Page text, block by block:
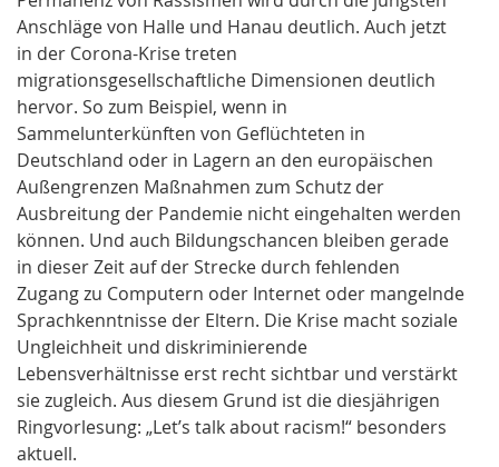
Anschläge von Halle und Hanau deutlich. Auch jetzt
in der Corona-Krise treten
migrationsgesellschaftliche Dimensionen deutlich
hervor. So zum Beispiel, wenn in
Sammelunterkünften von Geflüchteten in
Deutschland oder in Lagern an den europäischen
Außengrenzen Maßnahmen zum Schutz der
Ausbreitung der Pandemie nicht eingehalten werden
können. Und auch Bildungschancen bleiben gerade
in dieser Zeit auf der Strecke durch fehlenden
Zugang zu Computern oder Internet oder mangelnde
Sprachkenntnisse der Eltern. Die Krise macht soziale
Ungleichheit und diskriminierende
Lebensverhältnisse erst recht sichtbar und verstärkt
sie zugleich. Aus diesem Grund ist die diesjährigen
Ringvorlesung: „Let’s talk about racism!“ besonders
aktuell.